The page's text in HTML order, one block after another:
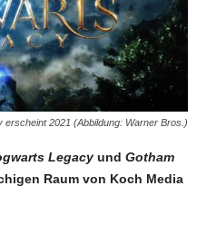
erscheint 2021 (Abbildung: Warner Bros.)
Legacy und Gotham
Raum von Koch Media